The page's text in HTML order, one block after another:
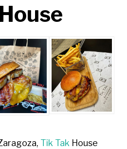
Tik Tak House